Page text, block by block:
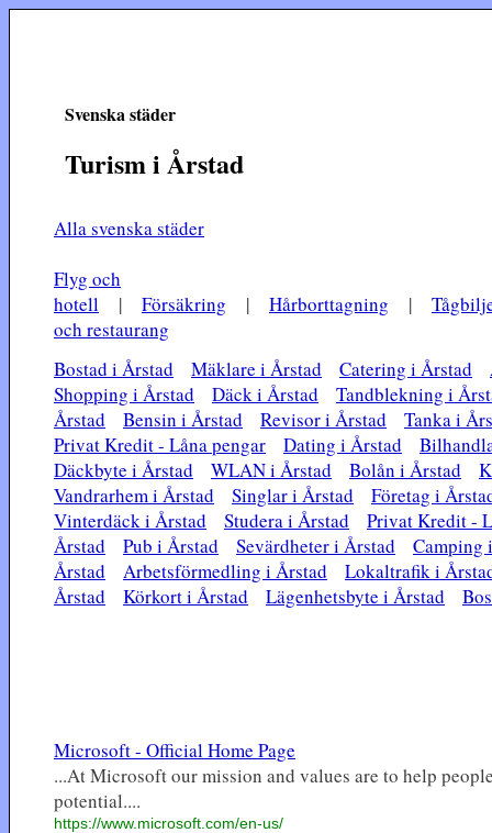
Svenska städer
Turism i Årstad
Alla svenska städer
Flyg och
hotell | Försäkring | Hårborttagning |
och restaurang
Bostad i Årstad
Mäklare i Årstad Catering i Årstad
Shopping i Årstad
Däck i Årstad
Tandblekning i
Årstad
Bensin i Årstad Revisor i Årstad
Tanka i
Privat Kredit - Låna pengar
Dating i Årstad
Däckbyte i Årstad
WLAN i Årstad Bolån i Årstad
Vandrarhem i Årstad
Singlar i Årstad
Företag i
Vinterdäck i Årstad
Studera i Årstad
Privat Kredit -
Årstad
Pub i Årstad Sevärdheter i Årstad
Camping
Årstad
Arbetsförmedling i Årstad
Lokaltrafik i
Årstad
Körkort i Årstad Lägenhetsbyte i Årstad
Microsoft - Official Home Page
...At Microsoft our mission and values are to help
potential....
https://www.microsoft.com/en-us/